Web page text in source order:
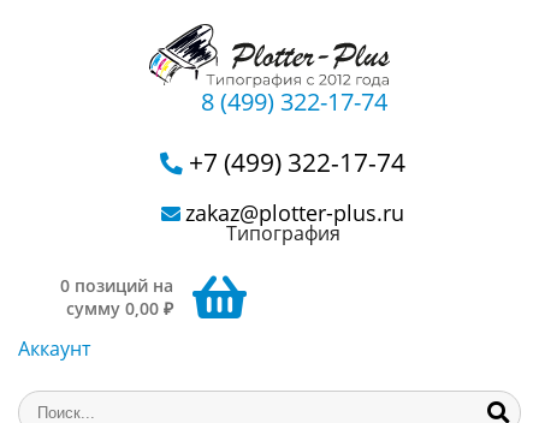
8 (499) 322-17-74
+7 (499) 322-17-74
zakaz@plotter-plus.ru
Типография
0 позиций на
сумму 0,00 ₽
Аккаунт